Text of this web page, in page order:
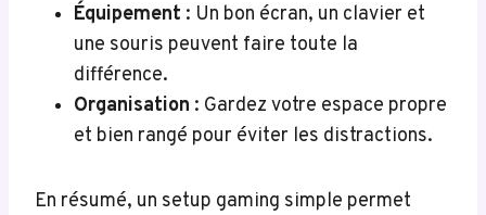
Équipement : Un bon écran, un clavier et
une souris peuvent faire toute la
différence.
Organisation : Gardez votre espace propre
et bien rangé pour éviter les distractions.
En résumé, un setup gaming simple permet